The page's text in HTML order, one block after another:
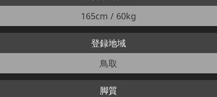
165cm / 60kg
登録地域
鳥取
脚質